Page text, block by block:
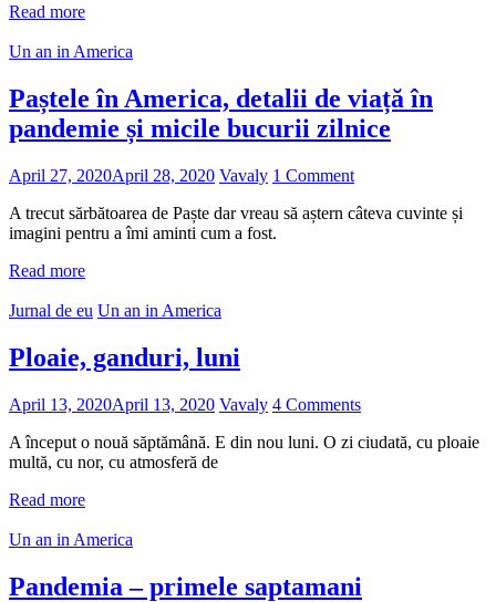
Read more
Un an in America
Paștele în America, detalii de viață în
pandemie și micile bucurii zilnice
April 27, 2020April 28, 2020 Vavaly 1 Comment
A trecut sărbătoarea de Paște dar vreau să aștern câteva cuvinte și
imagini pentru a îmi aminti cum a fost.
Read more
Jurnal de eu Un an in America
Ploaie, ganduri, luni
April 13, 2020April 13, 2020 Vavaly 4 Comments
A început o nouă săptămână. E din nou luni. O zi ciudată, cu ploaie
multă, cu nor, cu atmosferă de
Read more
Un an in America
Pandemia – primele saptamani